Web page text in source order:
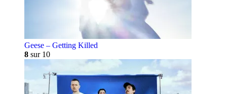
Geese – Getting Killed
8 sur 10